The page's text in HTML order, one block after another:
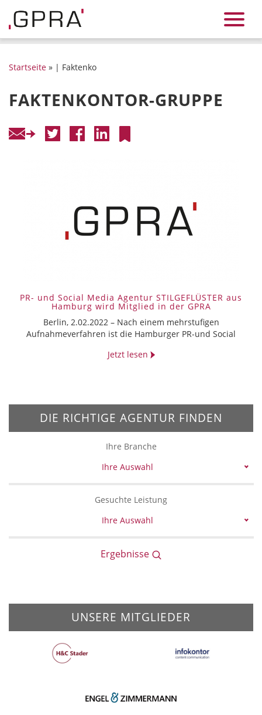
Startseite » | Faktenko
FAKTENKONTOR-GRUPPE
PR- und Social Media Agentur STILGEFLÜSTER aus
Hamburg wird Mitglied in der GPRA
Berlin, 2.02.2022 – ­Nach einem mehrstufigen
Aufnahmeverfahren ist die Hamburger PR-und Social
Jetzt lesen
DIE RICHTIGE AGENTUR FINDEN
Ihre Branche
Ihre Auswahl
Gesuchte Leistung
Ihre Auswahl
Ergebnisse
UNSERE MITGLIEDER